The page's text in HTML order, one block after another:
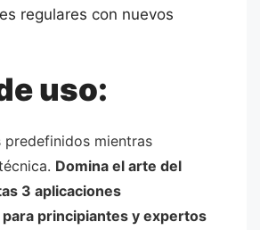
regulares con nuevos
uso:
predefinidos mientras
Domina el arte del
3 aplicaciones
principiantes y expertos